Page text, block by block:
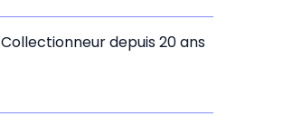
depuis 20 ans